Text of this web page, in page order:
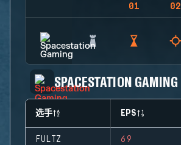
01 02
SPACESTATION GAMING
选手 EPS
FULTZ 69